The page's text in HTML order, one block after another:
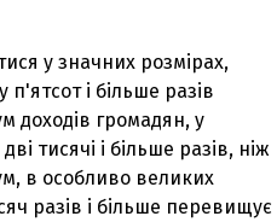
у значних розмірах,
і більше разів
доходів громадян, у
тисячі і більше разів, ніж
в особливо великих
разів і більше перевищує